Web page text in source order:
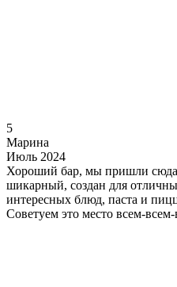
5
Марина
Июль 2024
Хороший бар, мы пришли сюда
шикарный, создан для
интересных блюд, паста и
Советуем это место всем-